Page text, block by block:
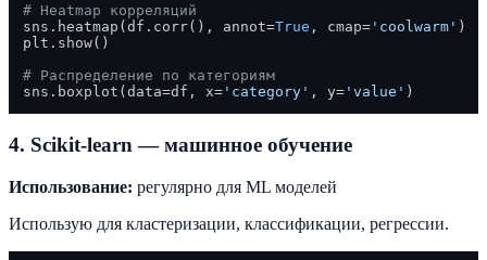
# Heatmap корреляций
sns.heatmap(df.corr(), annot=True , cmap= 'coolwarm' )
plt.show()
# Распределение по категориям
sns.boxplot(data=df, x= 'category' , y= 'value'
4. Scikit-learn — машинное обучение
Использование: регулярно для ML моделей
Использую для кластеризации, классификации, регрессии.